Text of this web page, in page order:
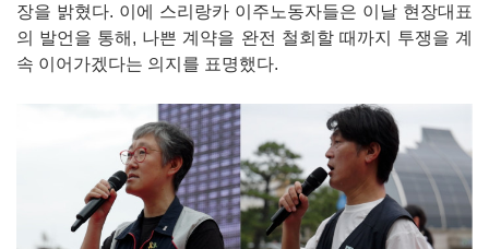
장을 밝혔다. 이에 스리랑카 이주노동자들은 이날 현장대표
의 발언을 통해, 나쁜 계약을 완전 철회할 때까지 투쟁을 계
속 이어가겠다는 의지를 표명했다.